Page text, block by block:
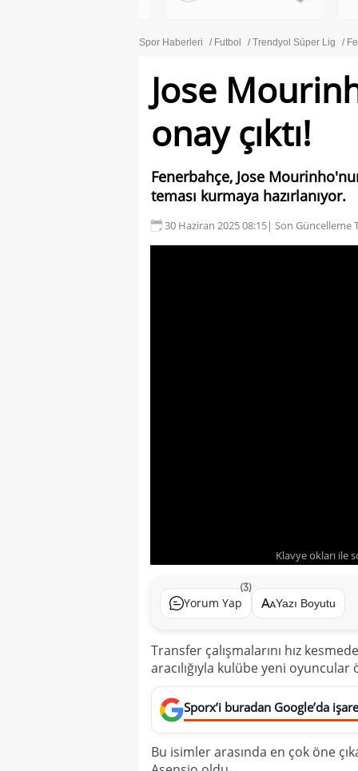
Spor Haberleri Futbol Trendyol Süper Lig
Jose
onay çıktı!
Fenerbahçe, Jose
teması kurmaya hazırlanıyor.
30 Haziran 2025 08:15| Son Güncelleme
Klavye okları ile
Yorum Yap
(3)
Yazı Boyutu
Transfer çalışmalarını hız
aracılığıyla kulübe yeni
Sporx’i buradan Google’da
Bu isimler arasında en çok öne